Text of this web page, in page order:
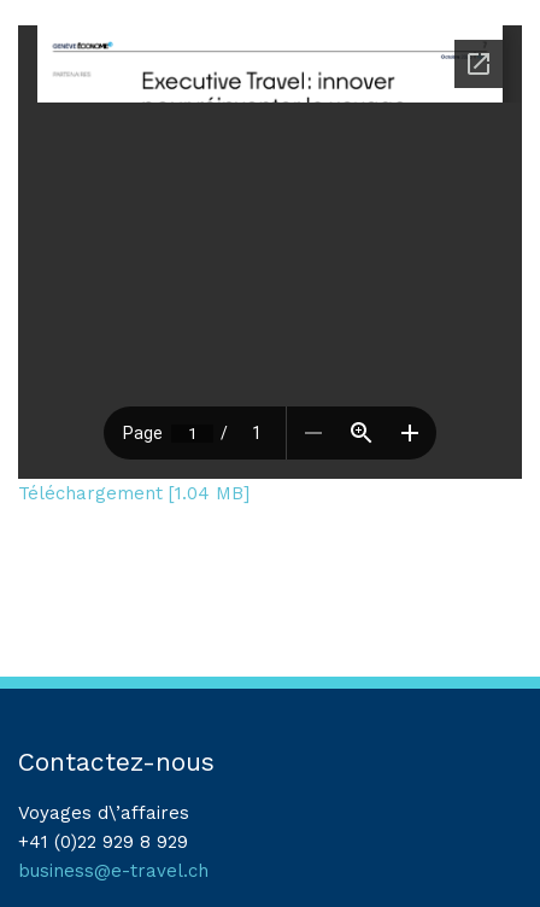
Téléchargement [1.04 MB]
Contactez-nous
Voyages d\’affaires
+41 (0)22 929 8 929
business@e-travel.ch